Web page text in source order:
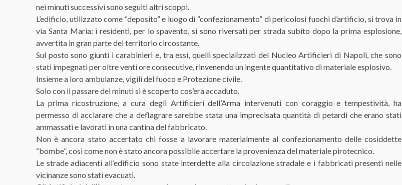
nei minuti successivi sono seguiti altri scoppi.
L’edificio, utilizzato come “deposito” e luogo di “confezionamento” di pericolosi fuochi d’artificio, si trova in
via Santa Maria: i residenti, per lo spavento, si sono riversati per strada subito dopo la prima esplosione,
avvertita in gran parte del territorio circostante.
Sul posto sono giunti i carabinieri e, tra essi, quelli specializzati del Nucleo Artificieri di Napoli, che sono
stati impegnati per oltre venti ore consecutive, rinvenendo un ingente quantitativo di materiale esplosivo.
Insieme a loro ambulanze, vigili del fuoco e Protezione civile.
Solo con il passare dei minuti si è scoperto cos’era accaduto.
La prima ricostruzione, a cura degli Artificieri dell’Arma intervenuti con coraggio e tempestività, ha
permesso di acclarare che a deflagrare sarebbe stata una imprecisata quantità di petardi che erano stati
ammassati e lavorati in una cantina del fabbricato.
Non è ancora stato accertato chi fosse a lavorare materialmente al confezionamento delle cosiddette
“bombe”, così come non è stato ancora possibile accertare la provenienza del materiale pirotecnico.
Le strade adiacenti all’edificio sono state interdette alla circolazione stradale e i fabbricati presenti nelle
vicinanze sono stati evacuati.